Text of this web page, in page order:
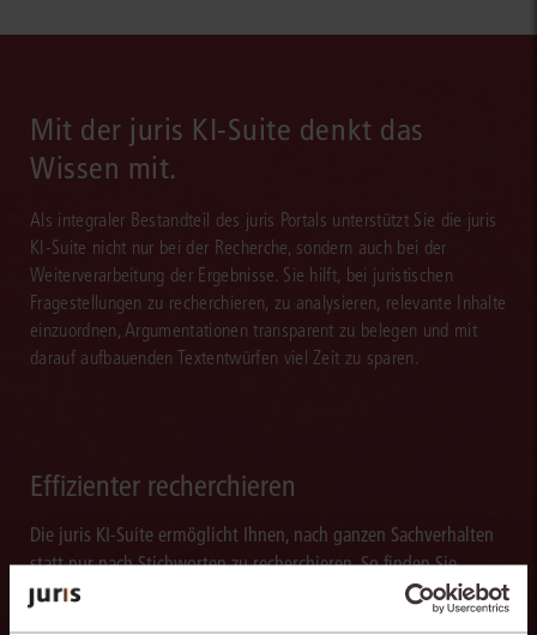
Mit der juris KI-Suite denkt das
Wissen mit.
Als integraler Bestandteil des juris Portals unterstützt Sie die juris
KI-Suite nicht nur bei der Recherche, sondern auch bei der
Weiterverarbeitung der Ergebnisse. Sie hilft, bei juristischen
Fragestellungen zu recherchieren, zu analysieren, relevante Inhalte
einzuordnen, Argumentationen transparent zu belegen und mit
darauf aufbauenden Textentwürfen viel Zeit zu sparen.
Effizienter recherchieren
Die juris KI-Suite ermöglicht Ihnen, nach ganzen Sachverhalten
statt nur nach Stichworten zu recherchieren. So finden Sie
relevante Inhalte schneller und erhalten Ergebnisse, mit denen